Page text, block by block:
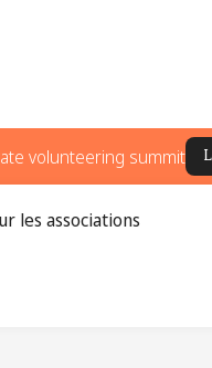
volunteering summit
les associations